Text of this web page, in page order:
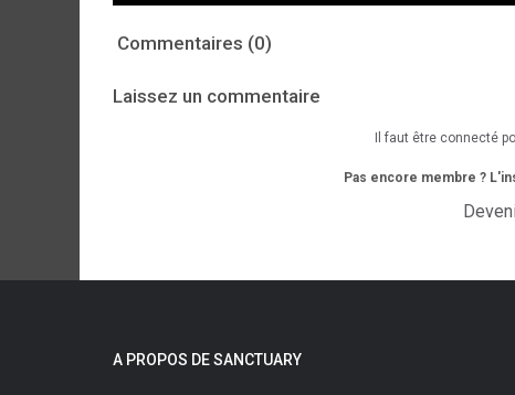
Commentaires (0)
Laissez un commentaire
Il faut être connecté
Pas encore membre ?
A PROPOS DE SANCTUARY